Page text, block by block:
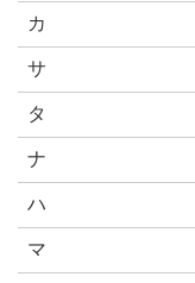
カ
サ
タ
ナ
ハ
マ